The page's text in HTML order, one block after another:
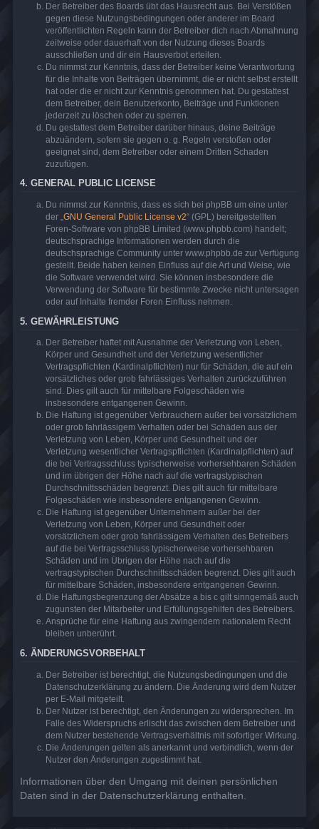
Der Betreiber des Boards übt das Hausrecht aus. Bei Verstößen
gegen diese Nutzungsbedingungen oder anderer im Board
veröffentlichten Regeln kann der Betreiber dich nach Abmahnung
zeitweise oder dauerhaft von der Nutzung dieses Boards
ausschließen und dir ein Hausverbot erteilen.
Du nimmst zur Kenntnis, dass der Betreiber keine Verantwortung
für die Inhalte von Beiträgen übernimmt, die er nicht selbst erstellt
hat oder die er nicht zur Kenntnis genommen hat. Du gestattest
dem Betreiber, dein Benutzerkonto, Beiträge und Funktionen
jederzeit zu löschen oder zu sperren.
Du gestattest dem Betreiber darüber hinaus, deine Beiträge
abzuändern, sofern sie gegen o. g. Regeln verstoßen oder
geeignet sind, dem Betreiber oder einem Dritten Schaden
zuzufügen.
4. GENERAL PUBLIC LICENSE
Du nimmst zur Kenntnis, dass es sich bei phpBB um eine unter
der „GNU General Public License v2“ (GPL) bereitgestellten
Foren-Software von phpBB Limited (www.phpbb.com) handelt;
deutschsprachige Informationen werden durch die
deutschsprachige Community unter www.phpbb.de zur Verfügung
gestellt. Beide haben keinen Einfluss auf die Art und Weise, wie
die Software verwendet wird. Sie können insbesondere die
Verwendung der Software für bestimmte Zwecke nicht untersagen
oder auf Inhalte fremder Foren Einfluss nehmen.
5. GEWÄHRLEISTUNG
Der Betreiber haftet mit Ausnahme der Verletzung von Leben,
Körper und Gesundheit und der Verletzung wesentlicher
Vertragspflichten (Kardinalpflichten) nur für Schäden, die auf ein
vorsätzliches oder grob fahrlässiges Verhalten zurückzuführen
sind. Dies gilt auch für mittelbare Folgeschäden wie
insbesondere entgangenen Gewinn.
Die Haftung ist gegenüber Verbrauchern außer bei vorsätzlichem
oder grob fahrlässigem Verhalten oder bei Schäden aus der
Verletzung von Leben, Körper und Gesundheit und der
Verletzung wesentlicher Vertragspflichten (Kardinalpflichten) auf
die bei Vertragsschluss typischerweise vorhersehbaren Schäden
und im übrigen der Höhe nach auf die vertragstypischen
Durchschnittsschäden begrenzt. Dies gilt auch für mittelbare
Folgeschäden wie insbesondere entgangenen Gewinn.
Die Haftung ist gegenüber Unternehmern außer bei der
Verletzung von Leben, Körper und Gesundheit oder
vorsätzlichem oder grob fahrlässigem Verhalten des Betreibers
auf die bei Vertragsschluss typischerweise vorhersehbaren
Schäden und im Übrigen der Höhe nach auf die
vertragstypischen Durchschnittsschäden begrenzt. Dies gilt auch
für mittelbare Schäden, insbesondere entgangenen Gewinn.
Die Haftungsbegrenzung der Absätze a bis c gilt sinngemäß auch
zugunsten der Mitarbeiter und Erfüllungsgehilfen des Betreibers.
Ansprüche für eine Haftung aus zwingendem nationalem Recht
bleiben unberührt.
6. ÄNDERUNGSVORBEHALT
Der Betreiber ist berechtigt, die Nutzungsbedingungen und die
Datenschutzerklärung zu ändern. Die Änderung wird dem Nutzer
per E-Mail mitgeteilt.
Der Nutzer ist berechtigt, den Änderungen zu widersprechen. Im
Falle des Widerspruchs erlischt das zwischen dem Betreiber und
dem Nutzer bestehende Vertragsverhältnis mit sofortiger Wirkung.
Die Änderungen gelten als anerkannt und verbindlich, wenn der
Nutzer den Änderungen zugestimmt hat.
Informationen über den Umgang mit deinen persönlichen
Daten sind in der Datenschutzerklärung enthalten.